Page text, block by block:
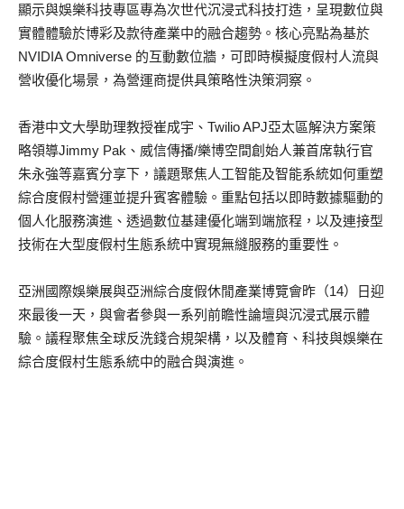
顯示與娛樂科技專區專為次世代沉浸式科技打造，呈現數位與
實體體驗於博彩及款待產業中的融合趨勢。核心亮點為基於
NVIDIA Omniverse 的互動數位牆，可即時模擬度假村人流與
營收優化場景，為營運商提供具策略性決策洞察。
香港中文大學助理教授崔成宇、Twilio APJ亞太區解決方案策
略領導Jimmy Pak、威信傳播/樂博空間創始人兼首席執行官
朱永強等嘉賓分享下，議題聚焦人工智能及智能系統如何重塑
綜合度假村營運並提升賓客體驗。重點包括以即時數據驅動的
個人化服務演進、透過數位基建優化端到端旅程，以及連接型
技術在大型度假村生態系統中實現無縫服務的重要性。
亞洲國際娛樂展與亞洲綜合度假休閒產業博覽會昨（14）日迎
來最後一天，與會者參與一系列前瞻性論壇與沉浸式展示體
驗。議程聚焦全球反洗錢合規架構，以及體育、科技與娛樂在
綜合度假村生態系統中的融合與演進。